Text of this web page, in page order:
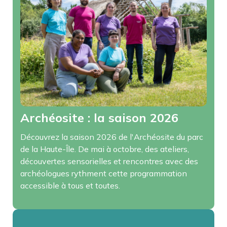
Archéosite : la saison 2026
Découvrez la saison 2026 de l'Archéosite du parc
de la Haute-Île. De mai à octobre, des ateliers,
découvertes sensorielles et rencontres avec des
archéologues rythment cette programmation
accessible à tous et toutes.